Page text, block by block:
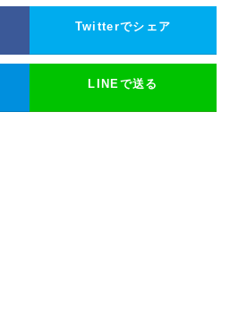
Twitterでシェア
LINEで送る